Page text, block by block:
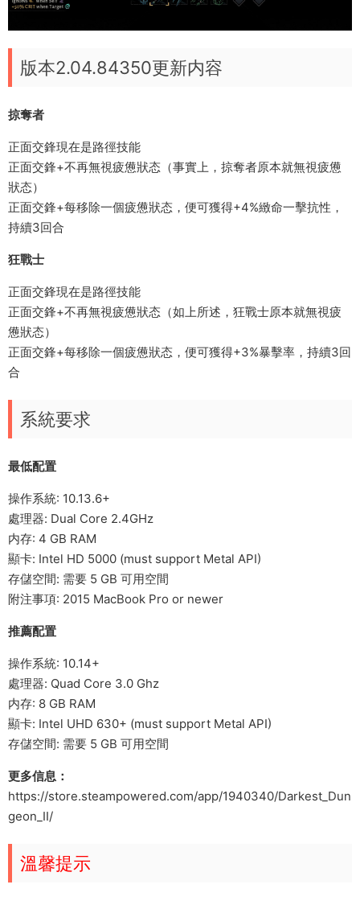
版本2.04.84350更新内容
掠奪者
正面交鋒現在是路徑技能
正面交鋒+不再無視疲憊狀态（事實上，掠奪者原本就無視疲憊
狀态）
正面交鋒+每移除一個疲憊狀态，便可獲得+4%緻命一擊抗性，
持續3回合
狂戰士
正面交鋒現在是路徑技能
正面交鋒+不再無視疲憊狀态（如上所述，狂戰士原本就無視疲
憊狀态）
正面交鋒+每移除一個疲憊狀态，便可獲得+3%暴擊率，持續3回
合
系統要求
最低配置
操作系統: 10.13.6+
處理器: Dual Core 2.4GHz
内存: 4 GB RAM
顯卡: Intel HD 5000 (must support Metal API)
存儲空間: 需要 5 GB 可用空間
附注事項: 2015 MacBook Pro or newer
推薦配置
操作系統: 10.14+
處理器: Quad Core 3.0 Ghz
内存: 8 GB RAM
顯卡: Intel UHD 630+ (must support Metal API)
存儲空間: 需要 5 GB 可用空間
更多信息：
https://store.steampowered.com/app/1940340/Darkest_Dun
geon_II/
溫馨提示